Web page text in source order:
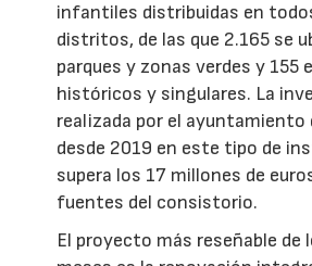
infantiles distribuidas en
distritos, de las que 2.165 se
parques y zonas verdes y 155
históricos y singulares. La
realizada por el ayuntamiento
desde 2019 en este tipo de
supera los 17 millones de
fuentes del consistorio.
El proyecto más reseñable de